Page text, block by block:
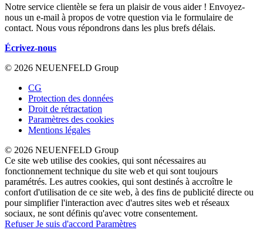
Notre service clientèle se fera un plaisir de vous aider ! Envoyez-
nous un e-mail à propos de votre question via le formulaire de
contact. Nous vous répondrons dans les plus brefs délais.
Écrivez-nous
© 2026 NEUENFELD Group
CG
Protection des données
Droit de rétractation
Paramètres des cookies
Mentions légales
© 2026 NEUENFELD Group
Ce site web utilise des cookies, qui sont nécessaires au
fonctionnement technique du site web et qui sont toujours
paramétrés. Les autres cookies, qui sont destinés à accroître le
confort d'utilisation de ce site web, à des fins de publicité directe ou
pour simplifier l'interaction avec d'autres sites web et réseaux
sociaux, ne sont définis qu'avec votre consentement.
RefuserJe suis d'accord Paramètres